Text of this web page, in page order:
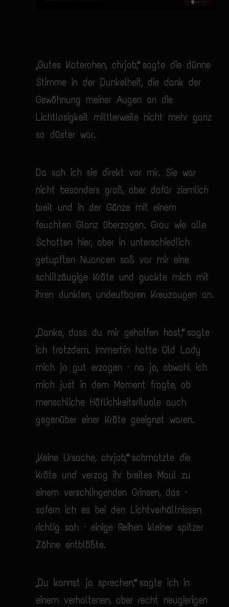
„Gutes Katerchen, chrjob“, sagte die dünne
Stimme in der Dunkelheit, die dank der
Gewöhnung meiner Augen an die
Lichtlosigkeit mittlerweile nicht mehr ganz
so düster war.
Da sah ich sie direkt vor mir. Sie war
nicht besonders groß, aber dafür ziemlich
breit und in der Gänze mit einem
feuchten Glanz überzogen. Grau wie alle
Schatten hier, aber in unterschiedlich
getupften Nuancen saß vor mir eine
schlitzäugige Kröte und guckte mich mit
ihren dunklen, undeutbaren Kreuz­augen an.
„Danke, dass du mir geholfen hast“, sagte
ich trotzdem. Immerhin hatte Old Lady
mich ja gut erzogen – na ja, obwohl ich
mich just in dem Moment fragte, ob
menschliche Höflichkeitsrituale auch
gegenüber einer Kröte geeignet waren.
„Keine Ursache, chrjob“, schmatzte die
Kröte und verzog ihr breites Maul zu
einem verschlingenden Grinsen, das –
sofern ich es bei den Lichtverhältnissen
richtig sah – einige Reihen kleiner spitzer
Zähne entblößte.
„Du kannst ja sprechen“, sagte ich in
einem verhaltenen, aber recht neugierigen